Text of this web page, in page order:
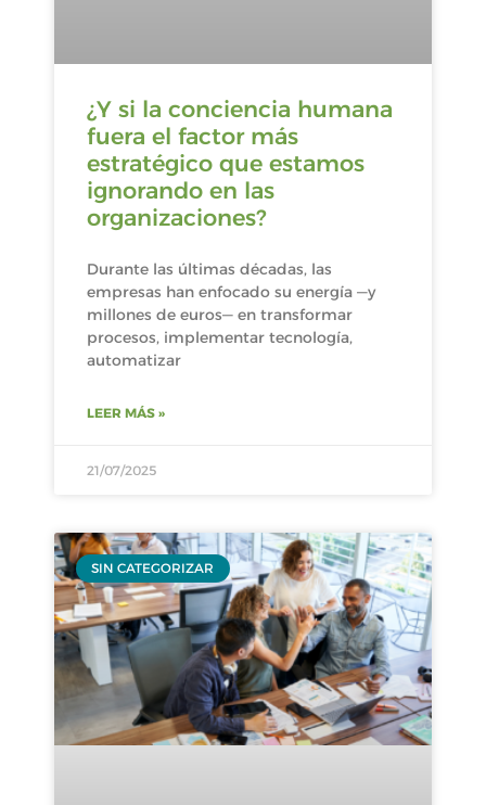
¿Y si la conciencia humana
fuera el factor más
estratégico que estamos
ignorando en las
organizaciones?
Durante las últimas décadas, las
empresas han enfocado su energía —y
millones de euros— en transformar
procesos, implementar tecnología,
automatizar
LEER MÁS »
21/07/2025
SIN CATEGORIZAR